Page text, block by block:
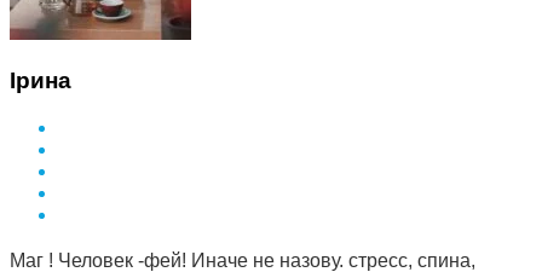
Ірина
Маг ! Человек -фей! Иначе не назову. стресс, спина,